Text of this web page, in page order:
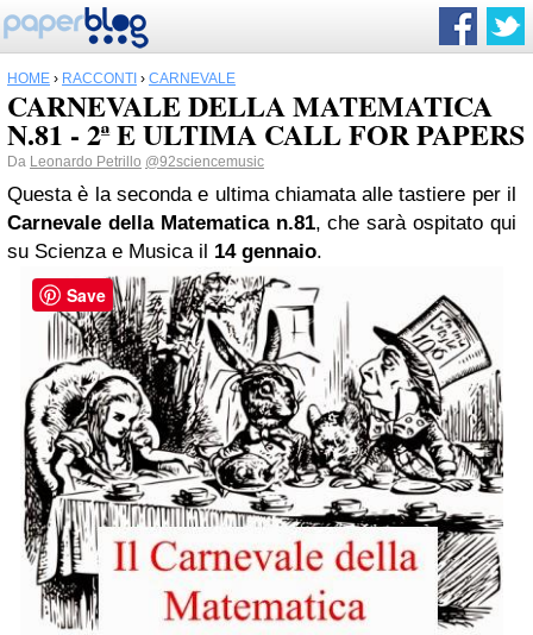
HOME › RACCONTI › CARNEVALE
CARNEVALE DELLA MATEMATICA
N.81 - 2ª E ULTIMA CALL FOR PAPERS
Da Leonardo Petrillo @92sciencemusic
Questa è la seconda e ultima chiamata alle tastiere per il
Carnevale della Matematica n.81, che sarà ospitato qui
su Scienza e Musica il 14 gennaio.
Save